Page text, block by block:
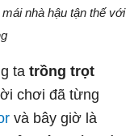
nhà hậu tận thế với
ta trồng trọt
chơi đã từng
và bây giờ là